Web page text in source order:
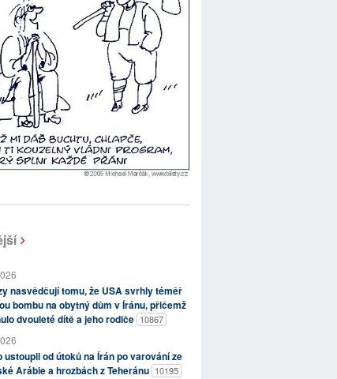
nasvědčují tomu, že USA svrhly téměř
bombu na obytný dům v Íránu, přičemž
dvouleté dítě a jeho rodiče 10867
ustoupil od útoků na Írán po varování ze
Arábie a hrozbách z Teheránu 10195